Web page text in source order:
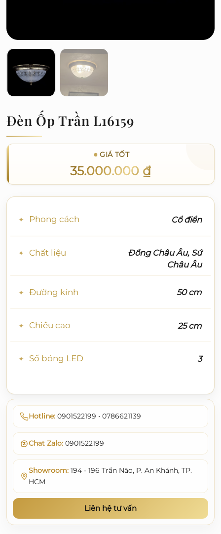
Đèn Ốp Trần L16159
GIÁ TỐT
35.000.000 ₫
Phong cách Cổ điển
Chất liệu
Đồng Châu Âu, Sứ
Châu Âu
Đường kính 50 cm
Chiều cao 25 cm
Số bóng LED 3
Hotline: 0901522199 • 0786621139
Chat Zalo: 0901522199
Showroom: 194 - 196 Trần Não, P. An Khánh, TP.
HCM
Liên hệ tư vấn